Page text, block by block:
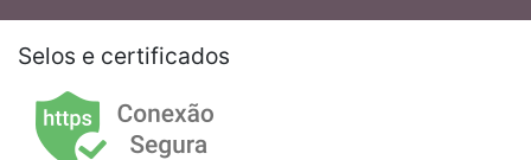
Selos e certificados